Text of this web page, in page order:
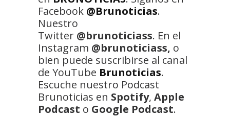
Facebook @Brunoticias.
Nuestro
Twitter @brunoticiass. En el
Instagram @brunoticiass, o
bien puede suscribirse al canal
de YouTube Brunoticias.
Escuche nuestro Podcast
Brunoticias en Spotify, Apple
Podcast o Google Podcast.